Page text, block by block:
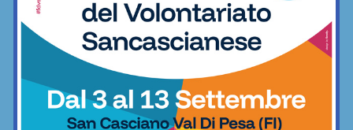
Nova Eroica Buonconvento, il bilancio:
tra gli oltre 1.200 atleti al via, sempre
più ciclisti dall’estero
NOVA Eroica compie 10 anni: questo
weekend, a Buonconvento, torna il
grande evento gravel